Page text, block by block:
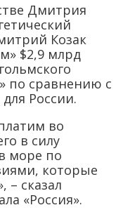
Дмитрия
Козак
$2,9 млрд
по сравнению с
России.
во
в силу
море по
которые
– сказал
«Россия».